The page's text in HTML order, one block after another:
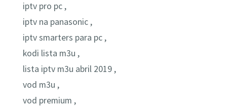
iptv pro pc ,
iptv na panasonic ,
iptv smarters para pc ,
kodi lista m3u ,
lista iptv m3u abril 2019 ,
vod m3u ,
vod premium ,